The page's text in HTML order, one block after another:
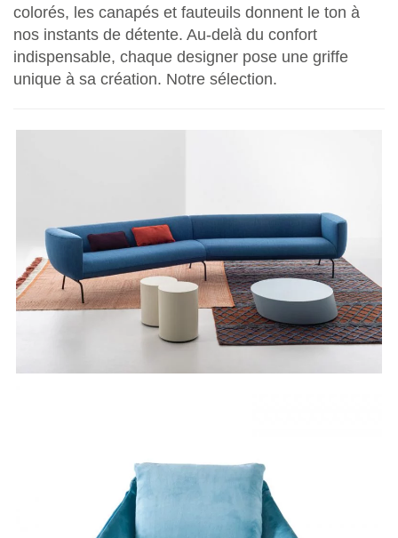
colorés, les canapés et fauteuils donnent le ton à
nos instants de détente. Au-delà du confort
indispensable, chaque designer pose une griffe
unique à sa création. Notre sélection.